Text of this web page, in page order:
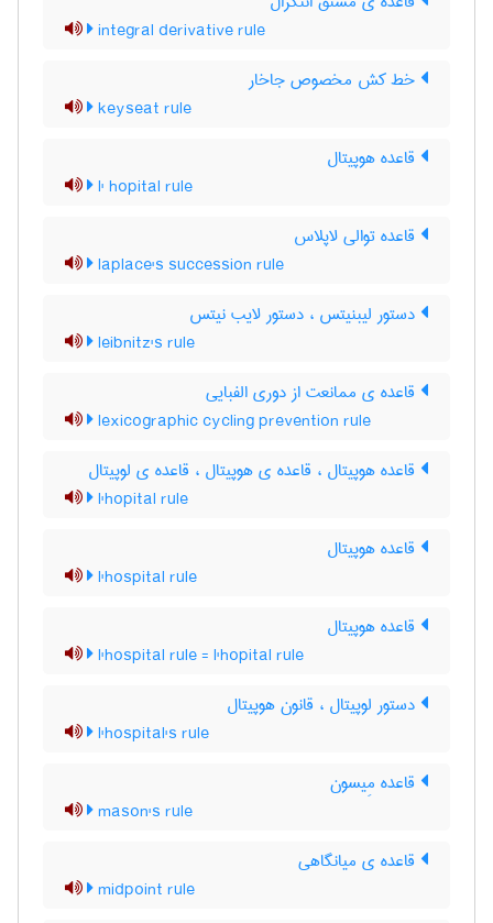
integral derivative rule
خط کش مخصوص جاخار
keyseat rule
قاعده هوپیتال
l' hopital rule
قاعده توالی لاپلاس
laplace's succession rule
دستور لیبنیتس ، دستور لایب نیتس
leibnitz's rule
قاعده ی ممانعت از دوری الفبایی
lexicographic cycling prevention rule
قاعده هوپیتال ، قاعده ی هوپیتال ، قاعده ی لوپیتال
l'hopital rule
قاعده هوپیتال
l'hospital rule
قاعده هوپیتال
l'hospital rule = l'hopital rule
دستور لوپیتال ، قانون هوپیتال
l'hospital's rule
قاعده مِیسون
mason's rule
قاعده ی میانگاهی
midpoint rule